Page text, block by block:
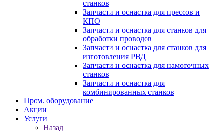
станков
Запчасти и оснастка для прессов и
КПО
Запчасти и оснастка для станков для
обработки проводов
Запчасти и оснастка для станков для
изготовления РВД
Запчасти и оснастка для намоточных
станков
Запчасти и оснастка для
комбинированных станков
Пром. оборудование
Акции
Услуги
Назад